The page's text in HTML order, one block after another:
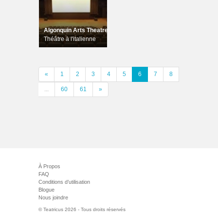
Algonquin Arts Theatre
Théâtre à l'italienne
« 1 2 3 4 5 6 7 8
... 60 61 »
À Propos
FAQ
Conditions d’utilisation
Blogue
Nous joindre
© Teatricus 2026 - Tous droits réservés